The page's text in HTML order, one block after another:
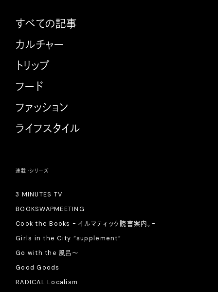
すべての記事
カルチャー
トリップ
フード
ファッション
ライフスタイル
連載・シリーズ
3 MINUTES TV
BOOKSWAPMEETING
Cook the Books - イルマティック読書案内。-
Girls in the City “supplement”
Go with the 風呂〜
Good Goods
RADICAL Localism